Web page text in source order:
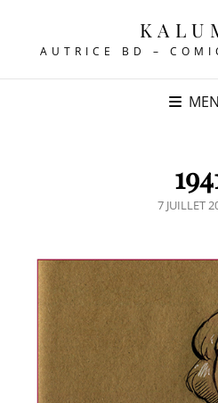
AUTRICE BD –
POSTED
7 JUILLET